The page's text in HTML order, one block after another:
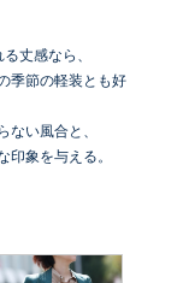
丈感なら、
季節の軽装とも好
ない風合と、
象を与える。